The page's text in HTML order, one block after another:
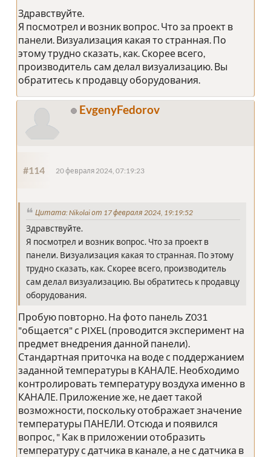
Здравствуйте.
Я посмотрел и возник вопрос. Что за проект в
панели. Визуализация какая то странная. По
этому трудно сказать, как. Скорее всего,
производитель сам делал визуализацию. Вы
обратитесь к продавцу оборудования.
EvgenyFedorov
#114 20 февраля 2024, 07:19:23
Цитата: Nikolai от 17 февраля 2024, 19:19:52
Здравствуйте.
Я посмотрел и возник вопрос. Что за проект в
панели. Визуализация какая то странная. По этому
трудно сказать, как. Скорее всего, производитель
сам делал визуализацию. Вы обратитесь к продавцу
оборудования.
Пробую повторно. На фото панель Z031
"общается" с PIXEL (проводится эксперимент на
предмет внедрения данной панели).
Стандартная приточка на воде с поддержанием
заданной температуры в КАНАЛЕ. Необходимо
контролировать температуру воздуха именно в
КАНАЛЕ. Приложение же, не дает такой
возможности, поскольку отображает значение
температуры ПАНЕЛИ. Отсюда и появился
вопрос, " Как в приложении отобразить
температуру с датчика в канале, а не с датчика в